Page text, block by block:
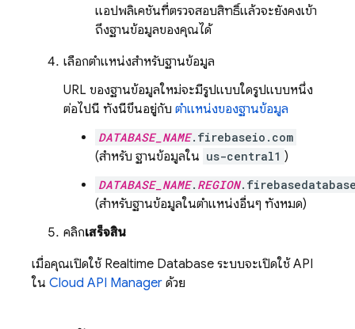
แอปพลิเคชันที่ตรวจสอบสิทธิ์แล้วจะยังคงเข้า
ถึงฐานข้อมูลของคุณได้
เลือกตำแหน่งสำหรับฐานข้อมูล
URL ของฐานข้อมูลใหม่จะมีรูปแบบใดรูปแบบหนึ่ง
ต่อไปนี้ ทั้งนี้ขึ้นอยู่กับ ตำแหน่งของฐานข้อมูล
DATABASE_NAME.firebaseio.com
(สำหรับ ฐานข้อมูลใน us-central1 )
DATABASE_NAME. REGION
(สำหรับฐานข้อมูลในตำแหน่งอื่นๆ ทั้งหมด)
คลิกเสร็จสิ้น
เมื่อคุณเปิดใช้ Realtime Database ระบบจะเปิดใช้ API
ใน Cloud API Manager ด้วย